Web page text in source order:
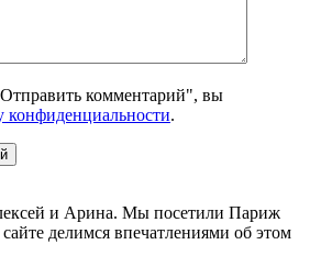
комментарий", вы
конфиденциальности.
и Арина. Мы посетили Париж
делимся впечатлениями об этом